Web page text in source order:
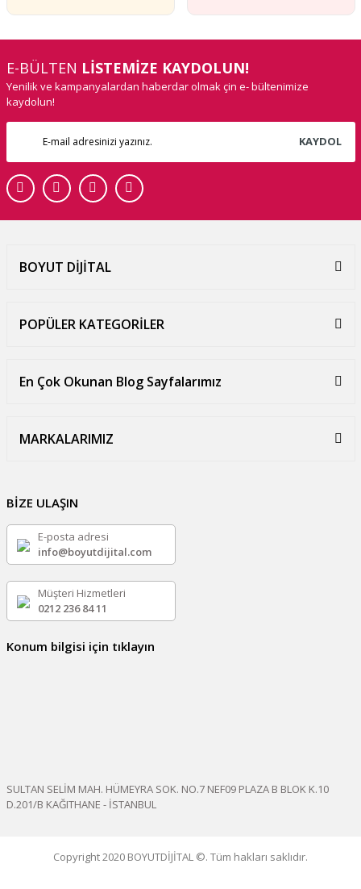
E-BÜLTEN LİSTEMİZE KAYDOLUN!
Yenilik ve kampanyalardan haberdar olmak çin e- bültenimize
kaydolun!
KAYDOL
BOYUT DİJİTAL
POPÜLER KATEGORİLER
En Çok Okunan Blog Sayfalarımız
MARKALARIMIZ
BİZE ULAŞIN
E-posta adresi
info@boyutdijital.com
Müşteri Hizmetleri
0212 236 84 11
Konum bilgisi için tıklayın
SULTAN SELİM MAH. HÜMEYRA SOK. NO.7 NEF09 PLAZA B BLOK K.10
D.201/B KAĞITHANE - İSTANBUL
Copyright 2020 BOYUTDİJİTAL ©. Tüm hakları saklıdır.